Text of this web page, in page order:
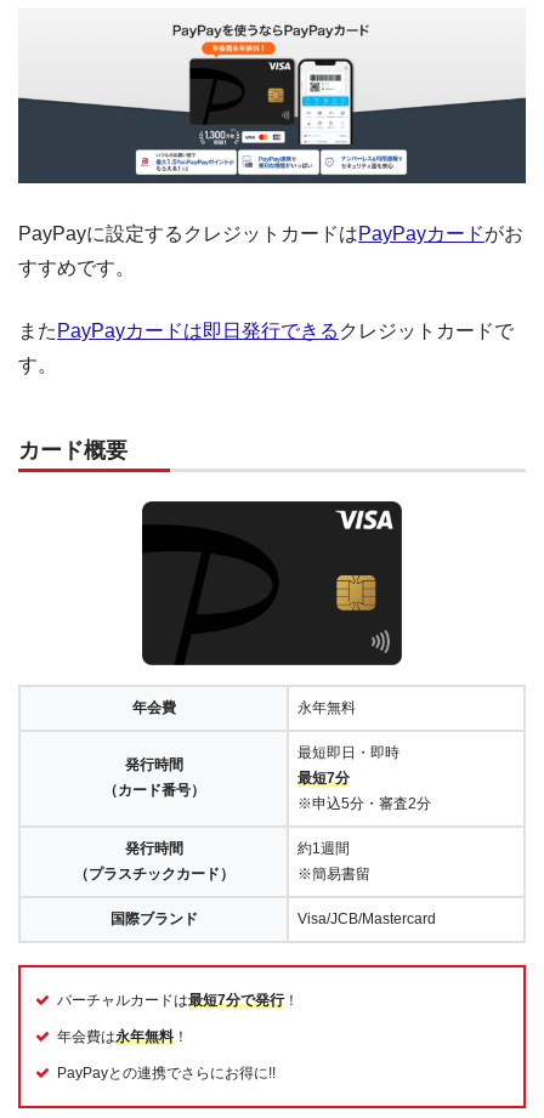
PayPayに設定するクレジットカードはPayPayカードがお
すすめです。
また PayPayカードは即日発行できる クレジットカードで
す。
カード概要
年会費 永年無料
発行時間
（カード番号）
最短即日・即時
最短7分
※申込5分・審査2分
発行時間
（プラスチックカード）
約1週間
※簡易書留
国際ブランド Visa/JCB/Mastercard
バーチャルカードは最短7分で発行！
年会費は永年無料 ！
PayPayとの連携でさらにお得に!!